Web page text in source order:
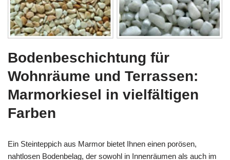
Bodenbeschichtung für
Wohnräume und Terrassen:
Marmorkiesel in vielfältigen
Farben
Ein Steinteppich aus Marmor bietet Ihnen einen porösen,
nahtlosen Bodenbelag, der sowohl in Innenräumen als auch im